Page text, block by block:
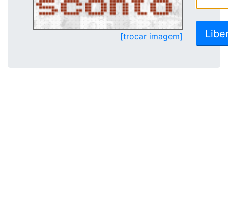
[trocar imagem]